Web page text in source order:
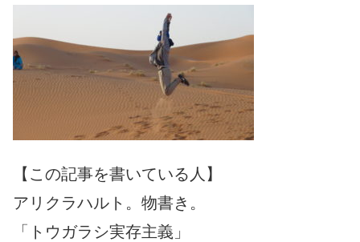
【この記事を書いている人】
アリクラハルト。物書き。
「トウガラシ実存主義」